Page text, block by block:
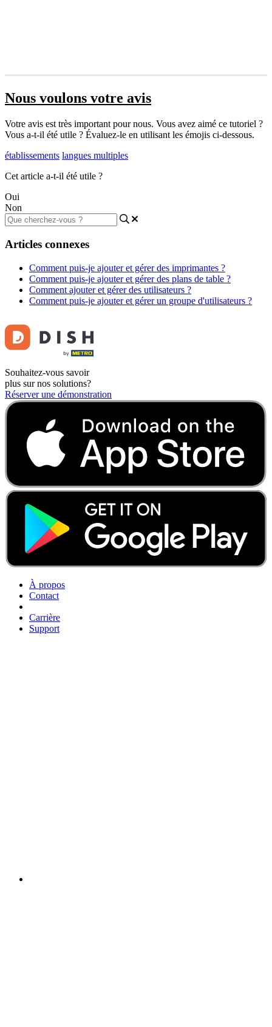
Nous voulons votre avis
Votre avis est très important pour nous. Vous avez aimé ce tutoriel ?
Vous a-t-il été utile ? Évaluez-le en utilisant les émojis ci-dessous.
établissements langues multiples
Cet article a-t-il été utile ?
Oui
Non
Articles connexes
Comment puis-je ajouter et gérer des imprimantes ?
Comment puis-je ajouter et gérer des plans de table ?
Comment ajouter et gérer des utilisateurs ?
Comment puis-je ajouter et gérer un groupe d'utilisateurs ?
Souhaitez-vous savoir
plus sur nos solutions?
Réserver une démonstration
À propos
Contact
Carrière
Support